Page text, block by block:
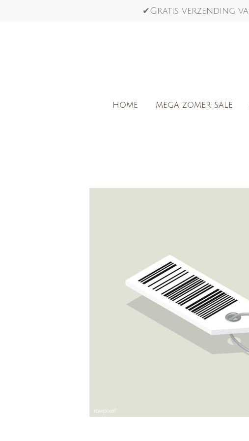
✔Gratis verzending
HOME MEGA ZOMER SALE